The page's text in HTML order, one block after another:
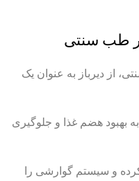
طب سنتی
از دیرباز به عنوان یک
بهبود هضم غذا و جلوگیری
و سیستم گوارشی را